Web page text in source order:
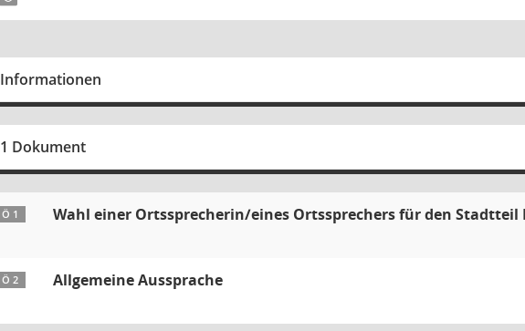
Informationen
1 Dokument
Ö 1 Wahl einer Ortssprecherin/eines Ortssprechers für den Stadtteil
Ö 2 Allgemeine Aussprache